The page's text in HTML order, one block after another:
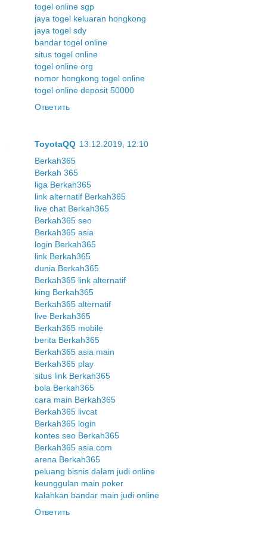
togel online sgp
jaya togel keluaran hongkong
jaya togel sdy
bandar togel online
situs togel online
togel online org
nomor hongkong togel online
togel online deposit 50000
Ответить
ToyotaQQ 13.12.2019, 12:10
Berkah365
Berkah 365
liga Berkah365
link alternatif Berkah365
live chat Berkah365
Berkah365 seo
Berkah365 asia
login Berkah365
link Berkah365
dunia Berkah365
Berkah365 link alternatif
king Berkah365
Berkah365 alternatif
live Berkah365
Berkah365 mobile
berita Berkah365
Berkah365 asia main
Berkah365 play
situs link Berkah365
bola Berkah365
cara main Berkah365
Berkah365 livcat
Berkah365 login
kontes seo Berkah365
Berkah365 asia.com
arena Berkah365
peluang bisnis dalam judi online
keunggulan main poker
kalahkan bandar main judi online
Ответить